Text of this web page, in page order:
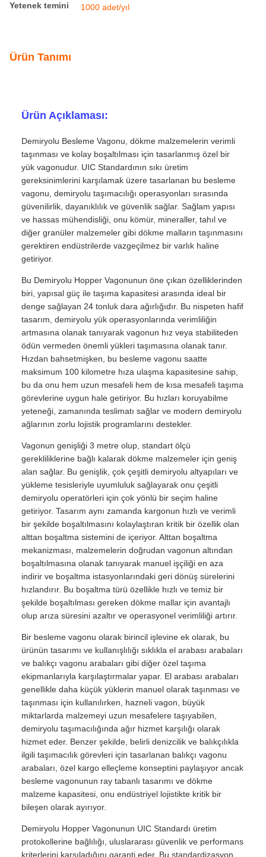
Yetenek temini 1000 adet/yıl
Ürün Tanımı
Ürün Açıklaması:
Demiryolu Besleme Vagonu, dökme malzemelerin verimli
taşınması ve kolay boşaltılması için tasarlanmış özel bir
yük vagonudur. UIC Standardının sıkı üretim
gereksinimlerini karşılamak üzere tasarlanan bu besleme
vagonu, demiryolu taşımacılığı operasyonları sırasında
güvenilirlik, dayanıklılık ve güvenlik sağlar. Sağlam yapısı
ve hassas mühendisliği, onu kömür, mineraller, tahıl ve
diğer granüler malzemeler gibi dökme malların taşınmasını
gerektiren endüstrilerde vazgeçilmez bir varlık haline
getiriyor.
Bu Demiryolu Hopper Vagonunun öne çıkan özelliklerinden
biri, yapısal güç ile taşıma kapasitesi arasında ideal bir
denge sağlayan 24 tonluk dara ağırlığıdır. Bu nispeten hafif
tasarım, demiryolu yük operasyonlarında verimliliğin
artmasına olanak tanıyarak vagonun hız veya stabiliteden
ödün vermeden önemli yükleri taşımasına olanak tanır.
Hızdan bahsetmişken, bu besleme vagonu saatte
maksimum 100 kilometre hıza ulaşma kapasitesine sahip,
bu da onu hem uzun mesafeli hem de kısa mesafeli taşıma
görevlerine uygun hale getiriyor. Bu hızları koruyabilme
yeteneği, zamanında teslimatı sağlar ve modern demiryolu
ağlarının zorlu lojistik programlarını destekler.
Vagonun genişliği 3 metre olup, standart ölçü
gerekliliklerine bağlı kalarak dökme malzemeler için geniş
alan sağlar. Bu genişlik, çok çeşitli demiryolu altyapıları ve
yükleme tesisleriyle uyumluluk sağlayarak onu çeşitli
demiryolu operatörleri için çok yönlü bir seçim haline
getiriyor. Tasarım aynı zamanda kargonun hızlı ve verimli
bir şekilde boşaltılmasını kolaylaştıran kritik bir özellik olan
alttan boşaltma sistemini de içeriyor. Alttan boşaltma
mekanizması, malzemelerin doğrudan vagonun altından
boşaltılmasına olanak tanıyarak manuel işçiliği en aza
indirir ve boşaltma istasyonlarındaki geri dönüş sürelerini
hızlandırır. Bu boşaltma türü özellikle hızlı ve temiz bir
şekilde boşaltılması gereken dökme mallar için avantajlı
olup arıza süresini azaltır ve operasyonel verimliliği artırır.
Bir besleme vagonu olarak birincil işlevine ek olarak, bu
ürünün tasarımı ve kullanışlılığı sıklıkla el arabası arabaları
ve balıkçı vagonu arabaları gibi diğer özel taşıma
ekipmanlarıyla karşılaştırmalar yapar. El arabası arabaları
genellikle daha küçük yüklerin manuel olarak taşınması ve
taşınması için kullanılırken, hazneli vagon, büyük
miktarlarda malzemeyi uzun mesafelere taşıyabilen,
demiryolu taşımacılığında ağır hizmet karşılığı olarak
hizmet eder. Benzer şekilde, belirli denizcilik ve balıkçılıkla
ilgili taşımacılık görevleri için tasarlanan balıkçı vagonu
arabaları, özel kargo elleçleme konseptini paylaşıyor ancak
besleme vagonunun ray tabanlı tasarımı ve dökme
malzeme kapasitesi, onu endüstriyel lojistikte kritik bir
bileşen olarak ayırıyor.
Demiryolu Hopper Vagonunun UIC Standardı üretim
protokollerine bağlılığı, uluslararası güvenlik ve performans
kriterlerini karşıladığını garanti eder. Bu standardizasyon,